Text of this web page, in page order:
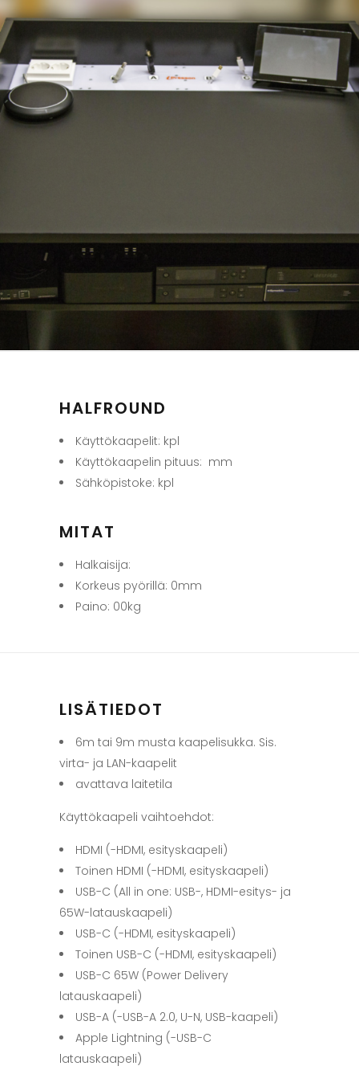
HALFROUND
Käyttökaapelit: kpl
Käyttökaapelin pituus: mm
Sähköpistoke: kpl
MITAT
Halkaisija:
Korkeus pyörillä: 0mm
Paino: 00kg
LISÄTIEDOT
6m tai 9m musta kaapelisukka. Sis.
virta- ja LAN-kaapelit
avattava laitetila
Käyttökaapeli vaihtoehdot:
HDMI (-HDMI, esityskaapeli)
Toinen HDMI (-HDMI, esityskaapeli)
USB-C (All in one: USB-, HDMI-esitys- ja
65W-latauskaapeli)
USB-C (-HDMI, esityskaapeli)
Toinen USB-C (-HDMI, esityskaapeli)
USB-C 65W (Power Delivery
latauskaapeli)
USB-A (-USB-A 2.0, U-N, USB-kaapeli)
Apple Lightning (-USB-C
latauskaapeli)